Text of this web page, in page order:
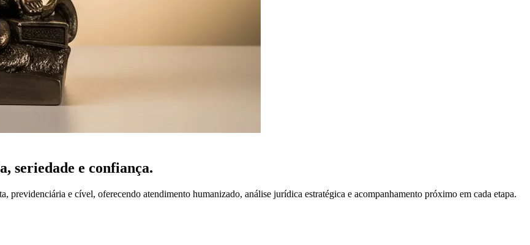
seriedade e confiança.
previdenciária e cível, oferecendo atendimento humanizado, análise jurídica estratégica e acompanhamento próximo em cada etapa.